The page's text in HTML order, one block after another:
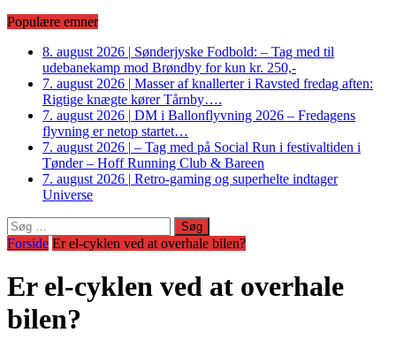
Populære emner
8. august 2026 | Sønderjyske Fodbold: – Tag med til
udebanekamp mod Brøndby for kun kr. 250,-
7. august 2026 | Masser af knallerter i Ravsted fredag aften:
Rigtige knægte kører Tårnby….
7. august 2026 | DM i Ballonflyvning 2026 – Fredagens
flyvning er netop startet…
7. august 2026 | – Tag med på Social Run i festivaltiden i
Tønder – Hoff Running Club & Bareen
7. august 2026 | Retro-gaming og superhelte indtager
Universe
Søg
efter:
Forside Er el-cyklen ved at overhale bilen?
Er el-cyklen ved at overhale
bilen?